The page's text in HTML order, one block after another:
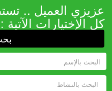
عزيزي العميل ..
كل الإختيارات الآتية :